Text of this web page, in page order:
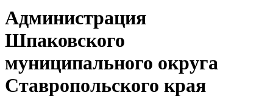
Администрация
Шпаковского
муниципального округа
Ставропольского края